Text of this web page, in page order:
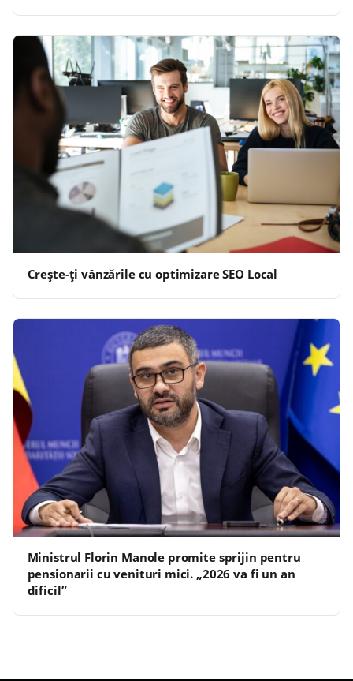
Crește-ți vânzările cu optimizare SEO Local
Ministrul Florin Manole promite sprijin pentru
pensionarii cu venituri mici. „2026 va fi un an
dificil”